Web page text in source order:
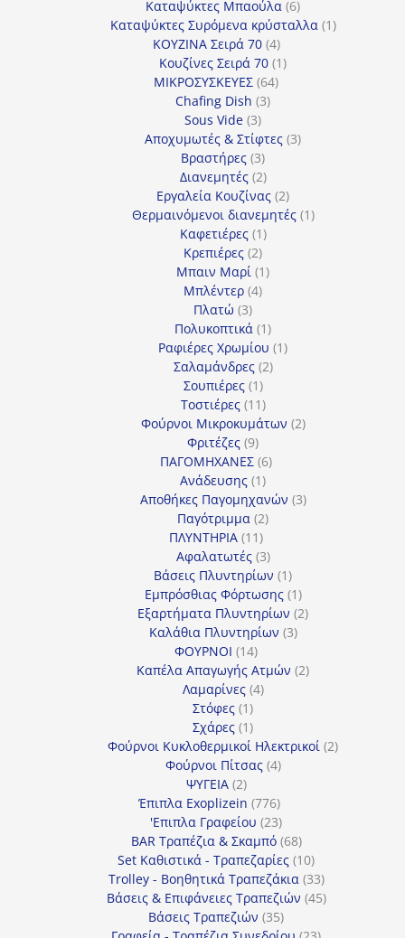
προϊόντα
Καταψύκτες Μπαούλα 66
προϊόντα
Καταψύκτες Συρόμενα κρύσταλλα 11
ΚΟΥΖΙΝΑ Σειρά 70 44
προϊόντα
Κουζίνες Σειρά 70 11
ΜΙΚΡΟΣΥΣΚΕΥΕΣ 6464
Chafing Dish 33
Sous Vide 33
προϊόντα
Αποχυμωτές & Στίφτες 33
Βραστήρες 33
προϊόντα
Διανεμητές 22
προϊόντα
Εργαλεία Κουζίνας 22
προϊόντα
Θερμαινόμενοι διανεμητές 11
Καφετιέρες 11
προϊόν
Κρεπιέρες 22
προϊόντα
Μπαιν Μαρί 11
Μπλέντερ 44
Πλατώ 33
προϊόντα
Πολυκοπτικά 11
προϊόν
Ραφιέρες Χρωμίου 11
Σαλαμάνδρες 22
Σουπιέρες 11
προϊόν
Τοστιέρες 1111
προϊόντα
Φούρνοι Μικροκυμάτων 22
Φριτέζες 99
προϊόντα
ΠΑΓΟΜΗΧΑΝΕΣ 66
Ανάδευσης 11
προϊόν
Αποθήκες Παγομηχανών 33
Παγότριμμα 22
ΠΛΥΝΤΗΡΙΑ 1111
προϊόντα
Αφαλατωτές 33
προϊόντα
Βάσεις Πλυντηρίων 11
προϊόν
Εμπρόσθιας Φόρτωσης 11
προϊόν
Εξαρτήματα Πλυντηρίων 22
Καλάθια Πλυντηρίων 33
ΦΟΥΡΝΟΙ 1414
προϊόντα
Καπέλα Απαγωγής Ατμών 22
Λαμαρίνες 44
Στόφες 11
προϊόν
Σχάρες 11
προϊόν
Φούρνοι Κυκλοθερμικοί Ηλεκτρικοί 22
Φούρνοι Πίτσας 44
ΨΥΓΕΙΑ 22
προϊόντα
Έπιπλα Exoplizein 776776
προϊόντα
'Επιπλα Γραφείου 2323
προϊόντα
BAR Τραπέζια & Σκαμπό 6868
προϊόντα
Set Καθιστικά - Τραπεζαρίες 1010
προϊόντα
Trolley - Βοηθητικά Τραπεζάκια 3333
προϊόντα
Βάσεις & Επιφάνειες Τραπεζιών 4545
Βάσεις Τραπεζιών 3535
προϊόντα
23